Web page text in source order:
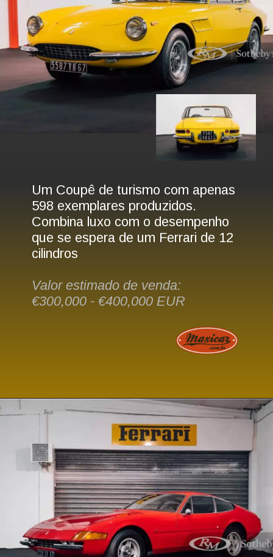
Um Coupê de turismo com apenas
598 exemplares produzidos.
Combina luxo com o desempenho
que se espera de um Ferrari de 12
cilindros
Valor estimado de venda:
€300,000 - €400,000 EUR